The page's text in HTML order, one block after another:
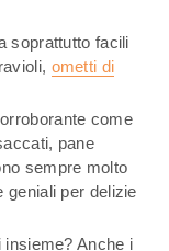
soprattutto facili
ometti di
come
pane
sempre molto
geniali per delizie
Anche i